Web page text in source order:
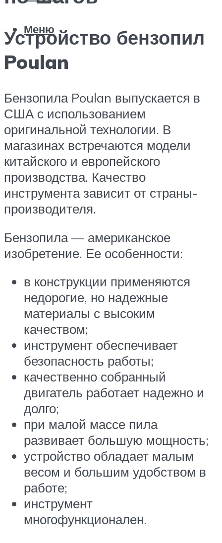
Меню
Устройство бензопил
Poulan
Бензопила Poulan выпускается в
США с использованием
оригинальной технологии. В
магазинах встречаются модели
китайского и европейского
производства. Качество
инструмента зависит от страны-
производителя.
Бензопила — американское
изобретение. Ее особенности:
в конструкции применяются
недорогие, но надежные
материалы с высоким
качеством;
инструмент обеспечивает
безопасность работы;
качественно собранный
двигатель работает надежно и
долго;
при малой массе пила
развивает большую мощность;
устройство обладает малым
весом и большим удобством в
работе;
инструмент
многофункционален.